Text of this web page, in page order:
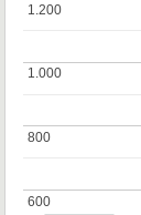
600
600
800
800
1.000
1.000
1.200
1.200